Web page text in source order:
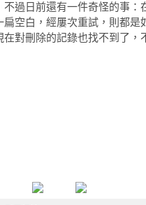
不過日前還有一件奇怪的事
扁空白，經屢次重試，則都
在對刪除的記錄也找不到了